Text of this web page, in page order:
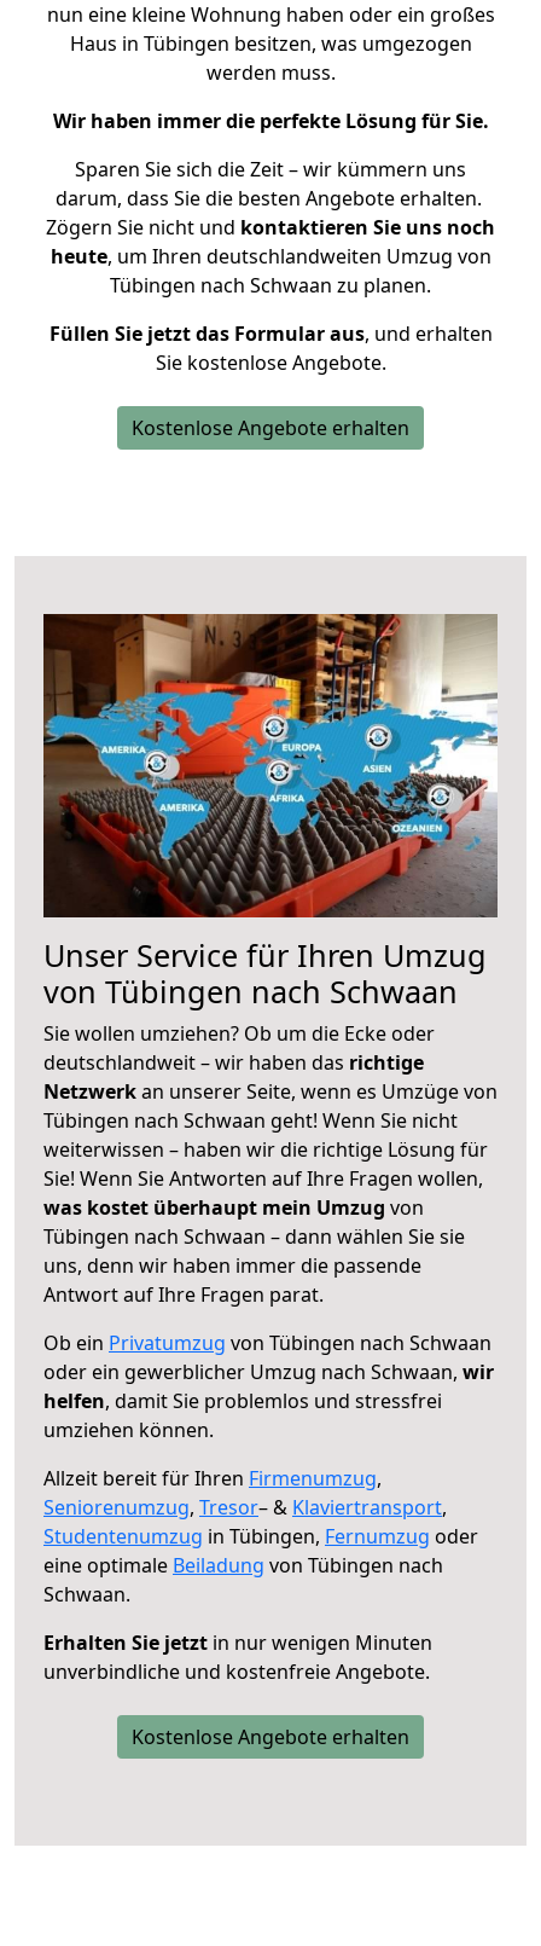
nun eine kleine Wohnung haben oder ein großes
Haus in Tübingen besitzen, was umgezogen
werden muss.
Wir haben immer die perfekte Lösung für Sie.
Sparen Sie sich die Zeit – wir kümmern uns
darum, dass Sie die besten Angebote erhalten.
Zögern Sie nicht und kontaktieren Sie uns noch
heute, um Ihren deutschlandweiten Umzug von
Tübingen nach Schwaan zu planen.
Füllen Sie jetzt das Formular aus, und erhalten
Sie kostenlose Angebote.
Kostenlose Angebote erhalten
Unser Service für Ihren Umzug
von Tübingen nach Schwaan
Sie wollen umziehen? Ob um die Ecke oder
deutschlandweit – wir haben das richtige
Netzwerkan unserer Seite, wenn es Umzüge von
Tübingen nach Schwaan geht! Wenn Sie nicht
weiterwissen – haben wir die richtige Lösung für
Sie! Wenn Sie Antworten auf Ihre Fragen wollen,
was kostet überhaupt mein Umzug von
Tübingen nach Schwaan – dann wählen Sie sie
uns, denn wir haben immer die passende
Antwort auf Ihre Fragen parat.
Ob ein Privatumzug von Tübingen nach Schwaan
oder ein gewerblicher Umzug nach Schwaan, wir
helfen, damit Sie problemlos und stressfrei
umziehen können.
Allzeit bereit für Ihren Firmenumzug,
Seniorenumzug, Tresor– & Klaviertransport,
Studentenumzug in Tübingen, Fernumzug oder
eine optimale Beiladung von Tübingen nach
Schwaan.
Erhalten Sie jetzt in nur wenigen Minuten
unverbindliche und kostenfreie Angebote.
Kostenlose Angebote erhalten